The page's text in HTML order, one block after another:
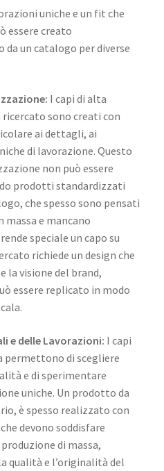
uniche e un fit che
essere creato
un catalogo per diverse
I capi di alta
sono creati con
ai dettagli, ai
di lavorazione. Questo
non può essere
prodotti standardizzati
che spesso sono pensati
massa e mancano
speciale un capo su
richiede un design che
la visione del brand,
essere replicato in modo
e delle Lavorazioni: I capi
permettono di scegliere
e di sperimentare
uniche. Un prodotto da
è spesso realizzato con
devono soddisfare
di massa,
qualità e l’originalità del